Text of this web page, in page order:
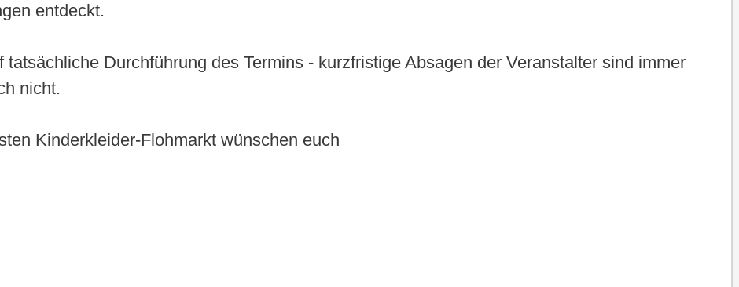
entdeckt.
Durchführung des Termins - kurzfristige Absagen der Veranstalter sind immer
nicht.
Kinderkleider-Flohmarkt wünschen euch